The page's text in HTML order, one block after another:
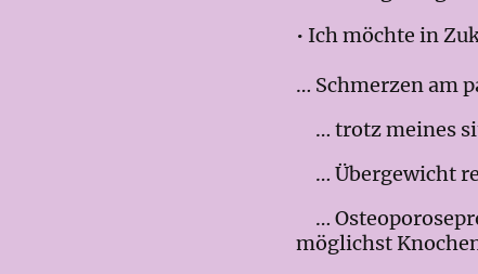
• Ich möchte in
… Schmerzen am
… trotz meines
… Übergewicht
…
möglichst